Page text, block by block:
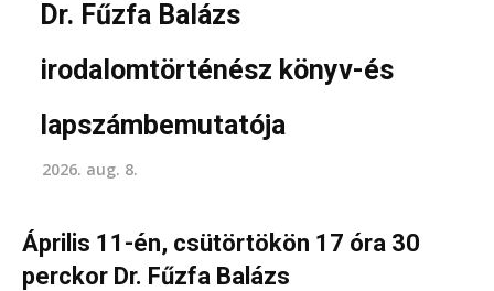
Dr. Fűzfa Balázs
irodalomtörténész könyv-és
lapszámbemutatója
2026. aug. 8.
Április 11-én, csütörtökön 17 óra 30
perckor Dr. Fűzfa Balázs